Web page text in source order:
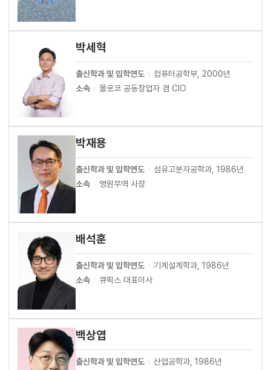
박세혁
출신학과 및 입학연도
컴퓨터공학부, 2000년
소속
몰로코 공동창업자 겸 CIO
박재용
출신학과 및 입학연도
섬유고분자공학과, 1986년
소속
영원무역 사장
배석훈
출신학과 및 입학연도
기계설계학과, 1986년
소속
큐픽스 대표이사
백상엽
출신학과 및 입학연도
산업공학과, 1986년